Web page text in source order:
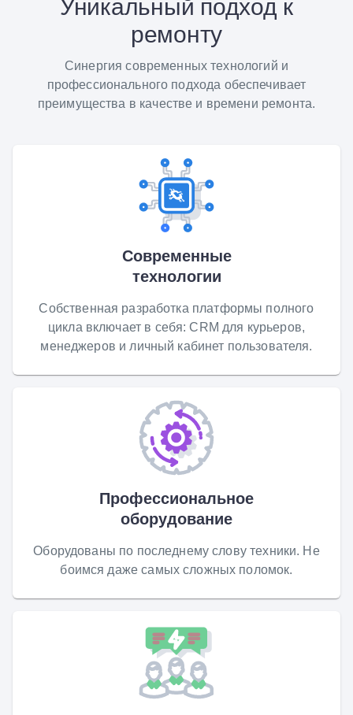
Уникальный подход к
ремонту
Синергия современных технологий и
профессионального подхода обеспечивает
преимущества в качестве и времени ремонта.
Современные
технологии
Собственная разработка платформы полного
цикла включает в себя: CRM для курьеров,
менеджеров и личный кабинет пользователя.
Профессиональное
оборудование
Оборудованы по последнему слову техники. Не
боимся даже самых сложных поломок.